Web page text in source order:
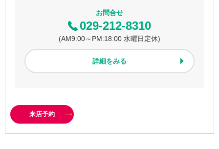
お問合せ
029-212-8310
(AM9:00～PM:18:00 水曜日定休)
詳細をみる
来店予約